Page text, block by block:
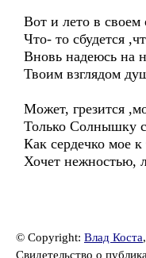
Вот и лето в своем
Что- то сбудется
Вновь надеюсь на
Твоим взглядом
Может, грезится
Только Солнышку
Как сердечко мое к
Хочет нежностью,
© Copyright: Влад Коста
Свидетельство о